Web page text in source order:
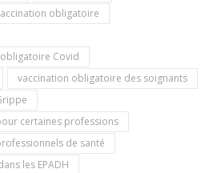
obligatoire
Covid
vaccination obligatoire des soignants
certaines professions
de santé
les EPADH